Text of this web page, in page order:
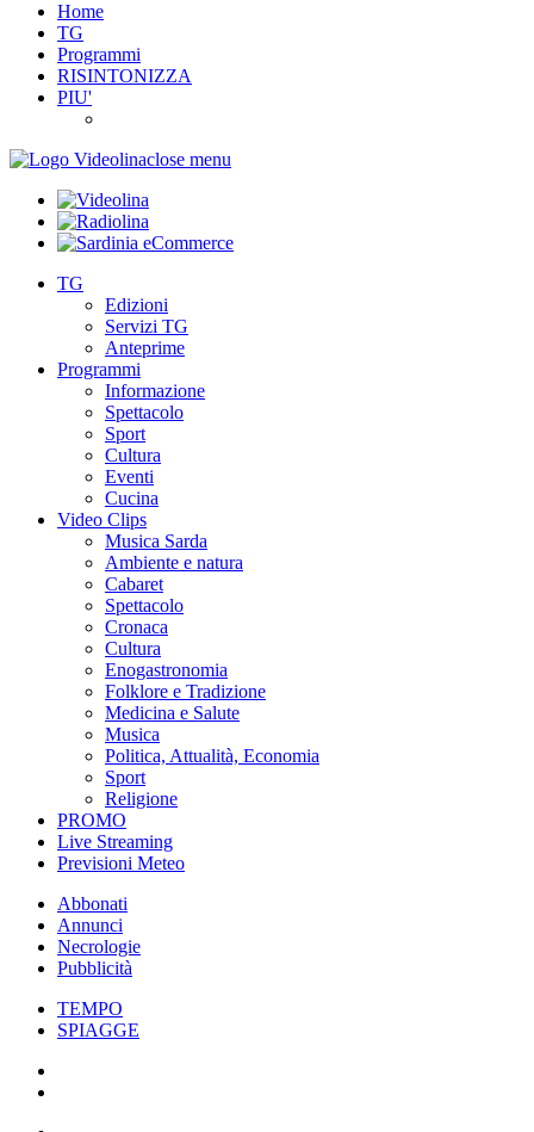
Home
TG
Programmi
RISINTONIZZA
PIU'
close menu
TG
Edizioni
Servizi TG
Anteprime
Programmi
Informazione
Spettacolo
Sport
Cultura
Eventi
Cucina
Video Clips
Musica Sarda
Ambiente e natura
Cabaret
Spettacolo
Cronaca
Cultura
Enogastronomia
Folklore e Tradizione
Medicina e Salute
Musica
Politica, Attualità, Economia
Sport
Religione
PROMO
Live Streaming
Previsioni Meteo
Abbonati
Annunci
Necrologie
Pubblicità
TEMPO
SPIAGGE